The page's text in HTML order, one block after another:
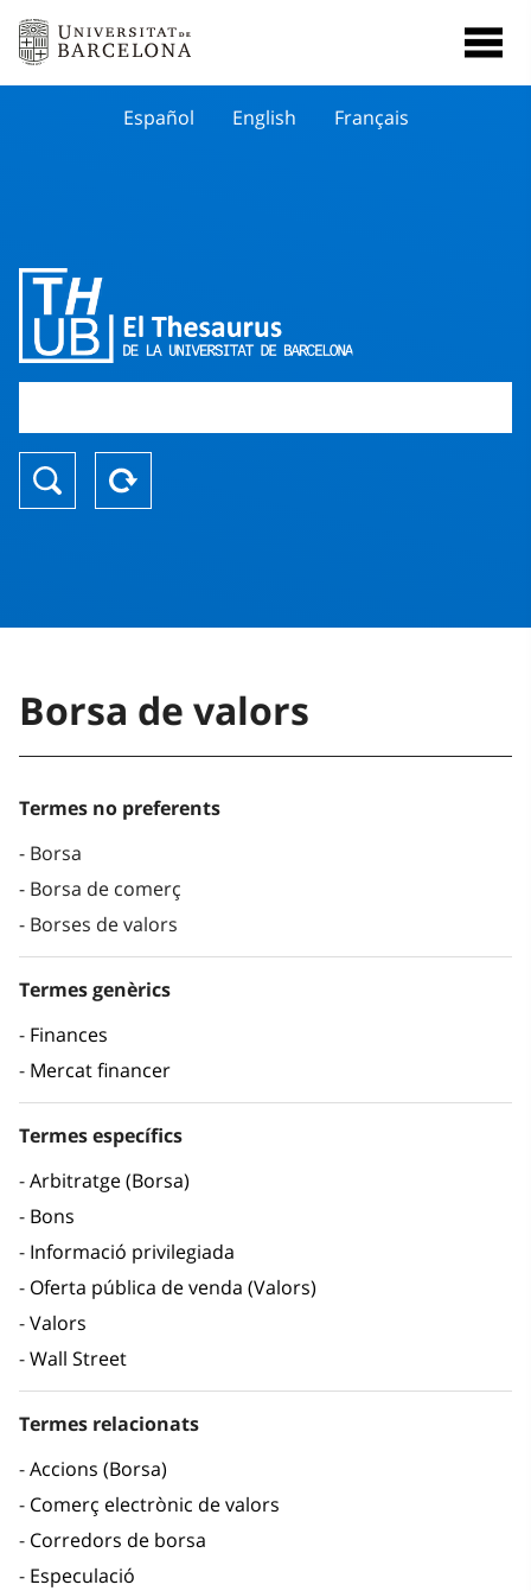
Español English Français
Borsa de valors
Termes no preferents
Borsa
Borsa de comerç
Borses de valors
Termes genèrics
Finances
Mercat financer
Termes específics
Arbitratge (Borsa)
Bons
Informació privilegiada
Oferta pública de venda (Valors)
Valors
Wall Street
Termes relacionats
Accions (Borsa)
Comerç electrònic de valors
Corredors de borsa
Especulació